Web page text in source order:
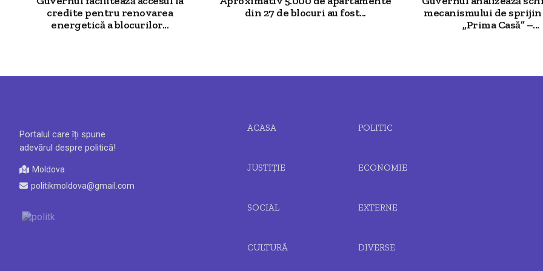
credite pentru renovarea
energetică a blocurilor...
din 27 de blocuri au fost...
mecanismului de
„Prima Casă” –...
Portalul care îți spune
adevărul despre politică!
Moldova
politikmoldova@gmail.com
ACASA POLITIC
JUSTIȚIE ECONOMIE
SOCIAL EXTERNE
CULTURĂ DIVERSE